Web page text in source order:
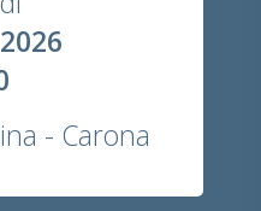
- Carona